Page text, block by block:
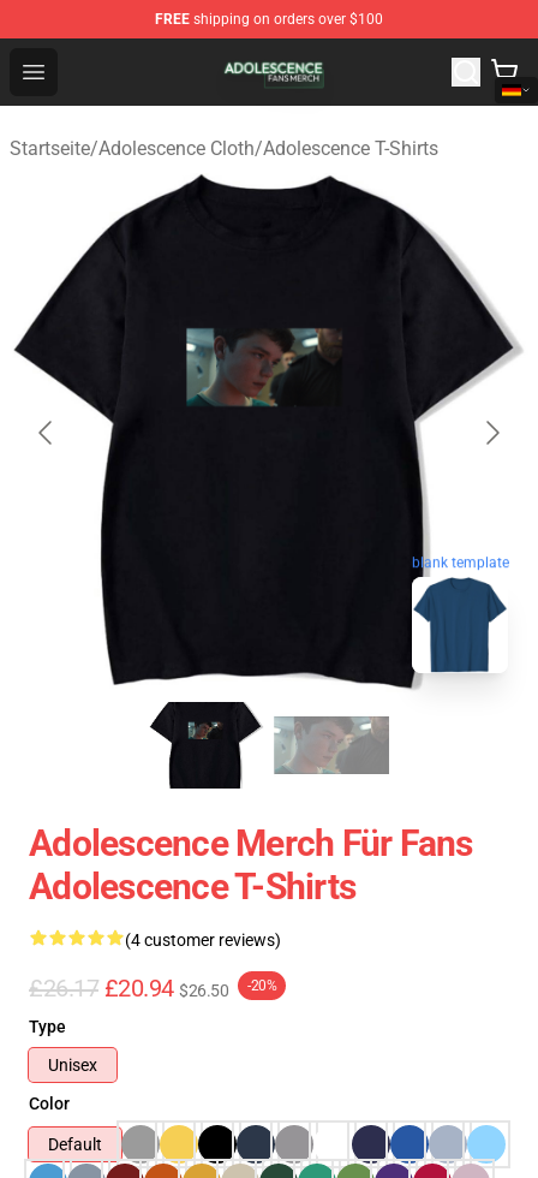
FREE shipping on orders over $100
Open menu
Adolescence Shop - Official Adolescence Merchandise
Startseite/Adolescence Cloth/Adolescence T-Shirts
blank template
Adolescence Merch Für Fans
Adolescence T-Shirts
(4 customer reviews)
£26.17 £20.94 $26.50 -20%
Type
Unisex
Color
Default